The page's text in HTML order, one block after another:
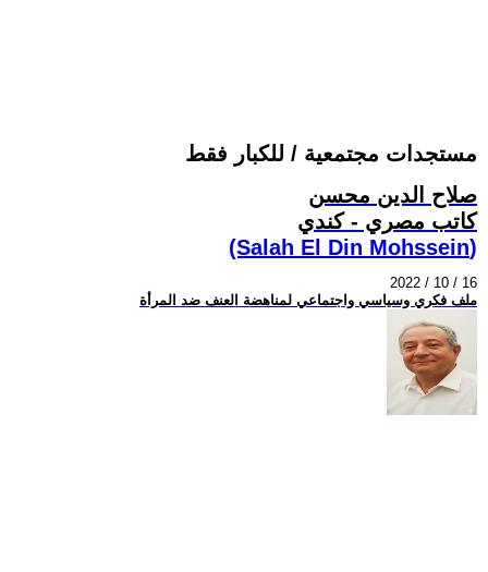
مستجدات مجتمعية / للكبار فقط
صلاح الدين محسن
كاتب مصري - كندي
(Salah El Din Mohssein‏)
2022 / 10 / 16
ملف فكري وسياسي واجتماعي لمناهضة العنف ضد المرأة